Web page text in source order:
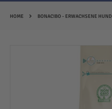
HOME BONACIBO - ERWACHSENE